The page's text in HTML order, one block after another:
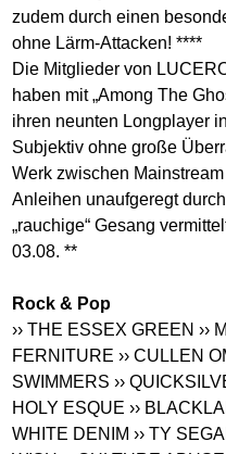
zudem durch einen
ohne Lärm-Attacken! ****
Die Mitglieder von
haben mit „Among The
ihren neunten Longplayer
Subjektiv ohne große
Werk zwischen
Anleihen unaufgeregt
„rauchige“ Gesang
03.08. **
Rock & Pop
›› THE ESSEX GREEN ››
FERNITURE ›› CULLEN
SWIMMERS ››
HOLY ESQUE ››
WHITE DENIM ›› TY